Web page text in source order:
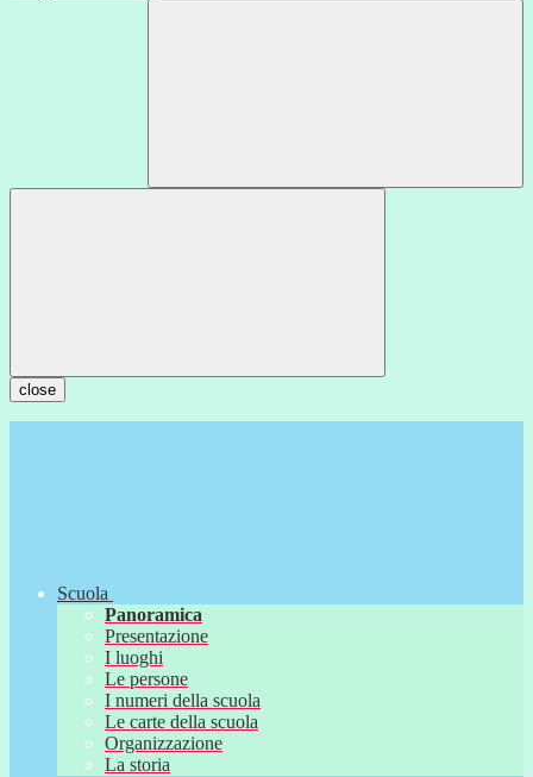
close
Scuola
Panoramica
Presentazione
I luoghi
Le persone
I numeri della scuola
Le carte della scuola
Organizzazione
La storia